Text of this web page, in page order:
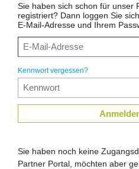
Sie haben sich schon für unser
registriert? Dann loggen Sie
E-Mail-Adresse und Ihrem
Kennwort vergessen?
Sie haben noch keine
Partner Portal, möchten aber